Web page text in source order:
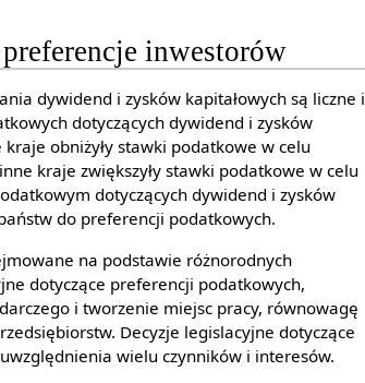
inwestorów
dywidend i zysków kapitałowych są liczne i
dotyczących dywidend i zysków
obniżyły stawki podatkowe w celu
kraje zwiększyły stawki podatkowe w celu
dotyczących dywidend i zysków
do preferencji podatkowych.
na podstawie różnorodnych
dotyczące preferencji podatkowych,
i tworzenie miejsc pracy, równowagę
Decyzje legislacyjne dotyczące
wielu czynników i interesów.